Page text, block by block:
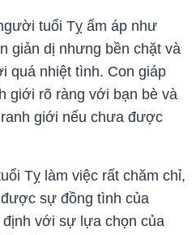
tuổi Tỵ ấm áp như
giản dị nhưng bền chặt và
quá nhiệt tình. Con giáp
giới rõ ràng với bạn bè và
giới nếu chưa được
Tỵ làm việc rất chăm chỉ,
sự đồng tình của
với sự lựa chọn của